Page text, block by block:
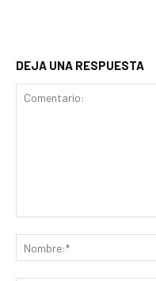
DEJA UNA RESPUESTA